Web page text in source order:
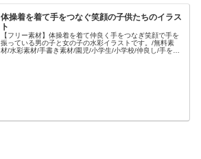
体操着を着て手をつなぐ笑顔の子供たちのイラス
ト
【フリー素材】体操着を着て仲良く手をつなぎ笑顔で手を
振っている男の子と女の子の水彩イラストです。/無料素
材/水彩素材/手書き素材/園児/小学生/小学校/仲良し/手をつ